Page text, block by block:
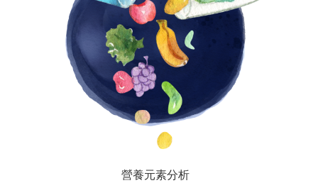
營養元素分析